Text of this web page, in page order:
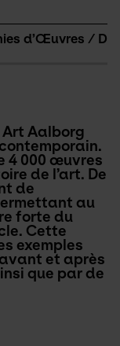
d’Œuvres /
Art Aalborg
4 000 œuvres
de l’art. De
de
au
forte du
Cette
exemples
et après
que par de